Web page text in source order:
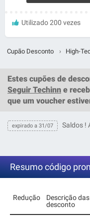
Utilizado 200 vezes
Cupão Desconto › High-
Estes cupões de
Seguir Techinn e
que um voucher
expirado a 31/07 Saldos !
Resumo código
Redução
Descrição
desconto